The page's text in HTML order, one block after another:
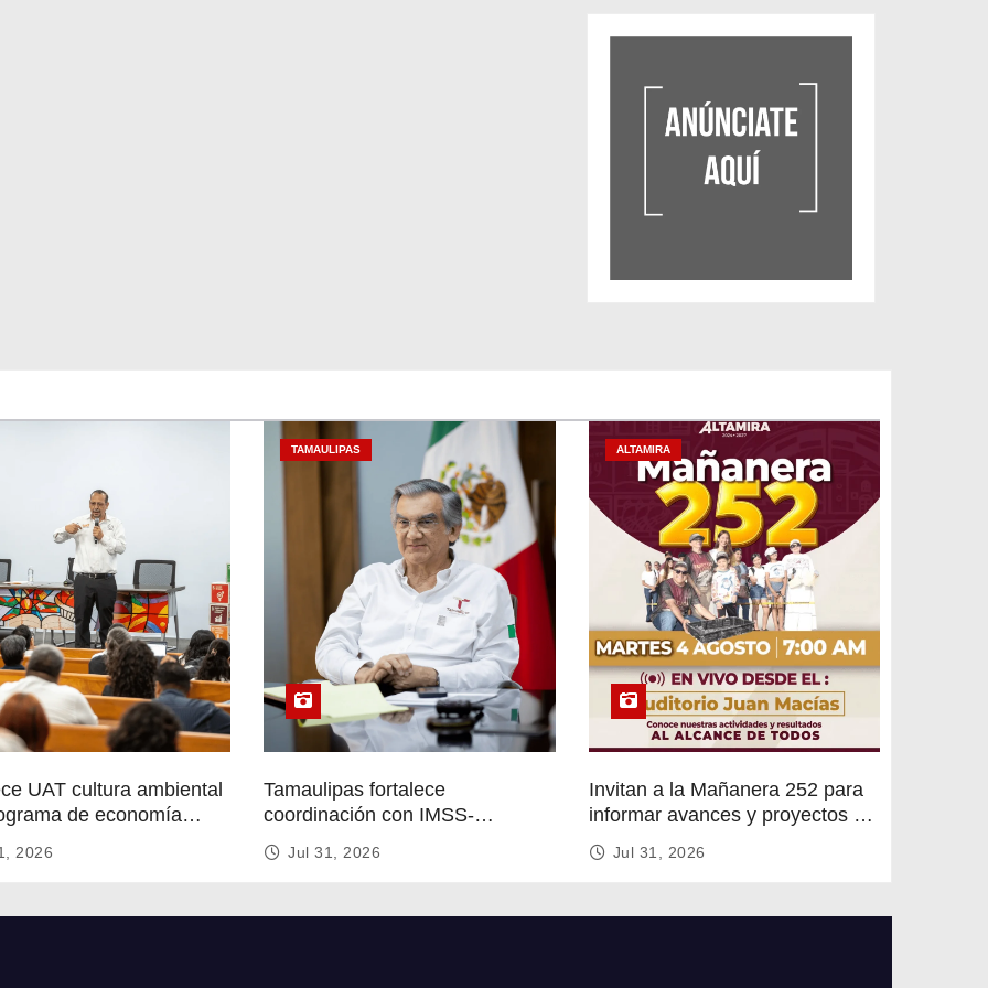
UAT cultura ambiental
de economía
2026
TAMAULIPAS
Tamaulipas fortalece
coordinación con IMSS-
Bienestar para mejorar servicios
de salud
Jul 31, 2026
ALTAMIRA
Invitan a la Mañanera 252 para
informar avances y proyectos de
Altamira
Jul 31, 2026